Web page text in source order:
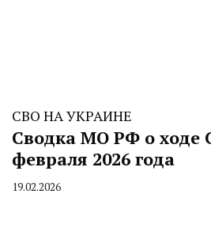
СВО НА УКРАИНЕ
Сводка МО РФ о ходе
февраля 2026 года
By
19.02.2026